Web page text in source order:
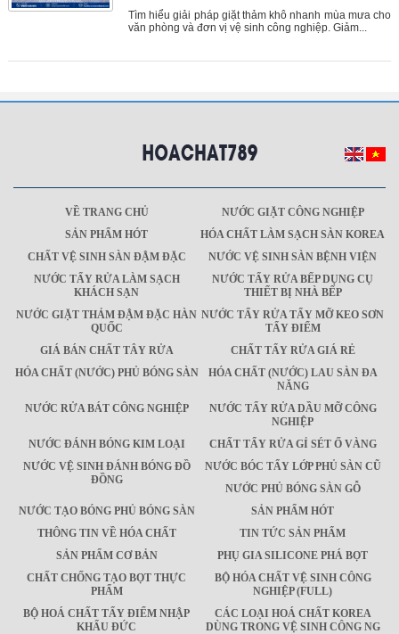
Tìm hiểu giải pháp giặt thảm khô nhanh mùa mưa cho
văn phòng và đơn vị vệ sinh công nghiệp. Giảm...
VỀ TRANG CHỦ
NƯỚC GIẶT CÔNG NGHIỆP
SẢN PHẨM HÓT
HÓA CHẤT LÀM SẠCH SÀN KOREA
CHẤT VỆ SINH SÀN ĐẬM ĐẶC
NƯỚC VỆ SINH SÀN BỆNH VIỆN
NƯỚC TẨY RỬA LÀM SẠCH
KHÁCH SẠN
NƯỚC TẨY RỬA BẾP DỤNG CỤ
THIẾT BỊ NHÀ BẾP
NƯỚC GIẶT THẢM ĐẬM ĐẶC HÀN
QUỐC
NƯỚC TẨY RỬA TẨY MỠ KEO SƠN
TẨY ĐIỂM
GIÁ BÁN CHẤT TÂY RỬA
CHẤT TẨY RỬA GIÁ RẺ
HÓA CHẤT (NƯỚC) PHỦ BÓNG SÀN
HÓA CHẤT (NƯỚC) LAU SÀN ĐA
NĂNG
NƯỚC RỬA BÁT CÔNG NGHIỆP
NƯỚC TẨY RỬA DẦU MỠ CÔNG
NGHIỆP
NƯỚC ĐÁNH BÓNG KIM LOẠI
CHẤT TẨY RỬA GỈ SÉT Ố VÀNG
NƯỚC VỆ SINH ĐÁNH BÓNG ĐỒ
ĐỒNG
NƯỚC BÓC TẨY LỚP PHỦ SÀN CŨ
NƯỚC PHỦ BÓNG SÀN GỖ
NƯỚC TẠO BÓNG PHỦ BÓNG SÀN
SẢN PHẨM HÓT
THÔNG TIN VỀ HÓA CHẤT
TIN TỨC SẢN PHẨM
SẢN PHẨM CƠ BẢN
PHỤ GIA SILICONE PHÁ BỌT
CHẤT CHỐNG TẠO BỌT THỰC
PHẨM
BỘ HÓA CHẤT VỆ SINH CÔNG
NGHIỆP (FULL)
BỘ HOÁ CHẤT TẨY ĐIỂM NHẬP
KHẨU ĐỨC
CÁC LOẠI HOÁ CHẤT KOREA
DÙNG TRONG VỆ SINH CÔNG NG